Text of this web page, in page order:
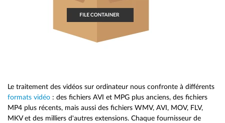
Le traitement des vidéos sur ordinateur nous confronte à différents
formats vidéo : des fichiers AVI et MPG plus anciens, des fichiers
MP4 plus récents, mais aussi des fichiers WMV, AVI, MOV, FLV,
MKV et des milliers d'autres extensions. Chaque fournisseur de